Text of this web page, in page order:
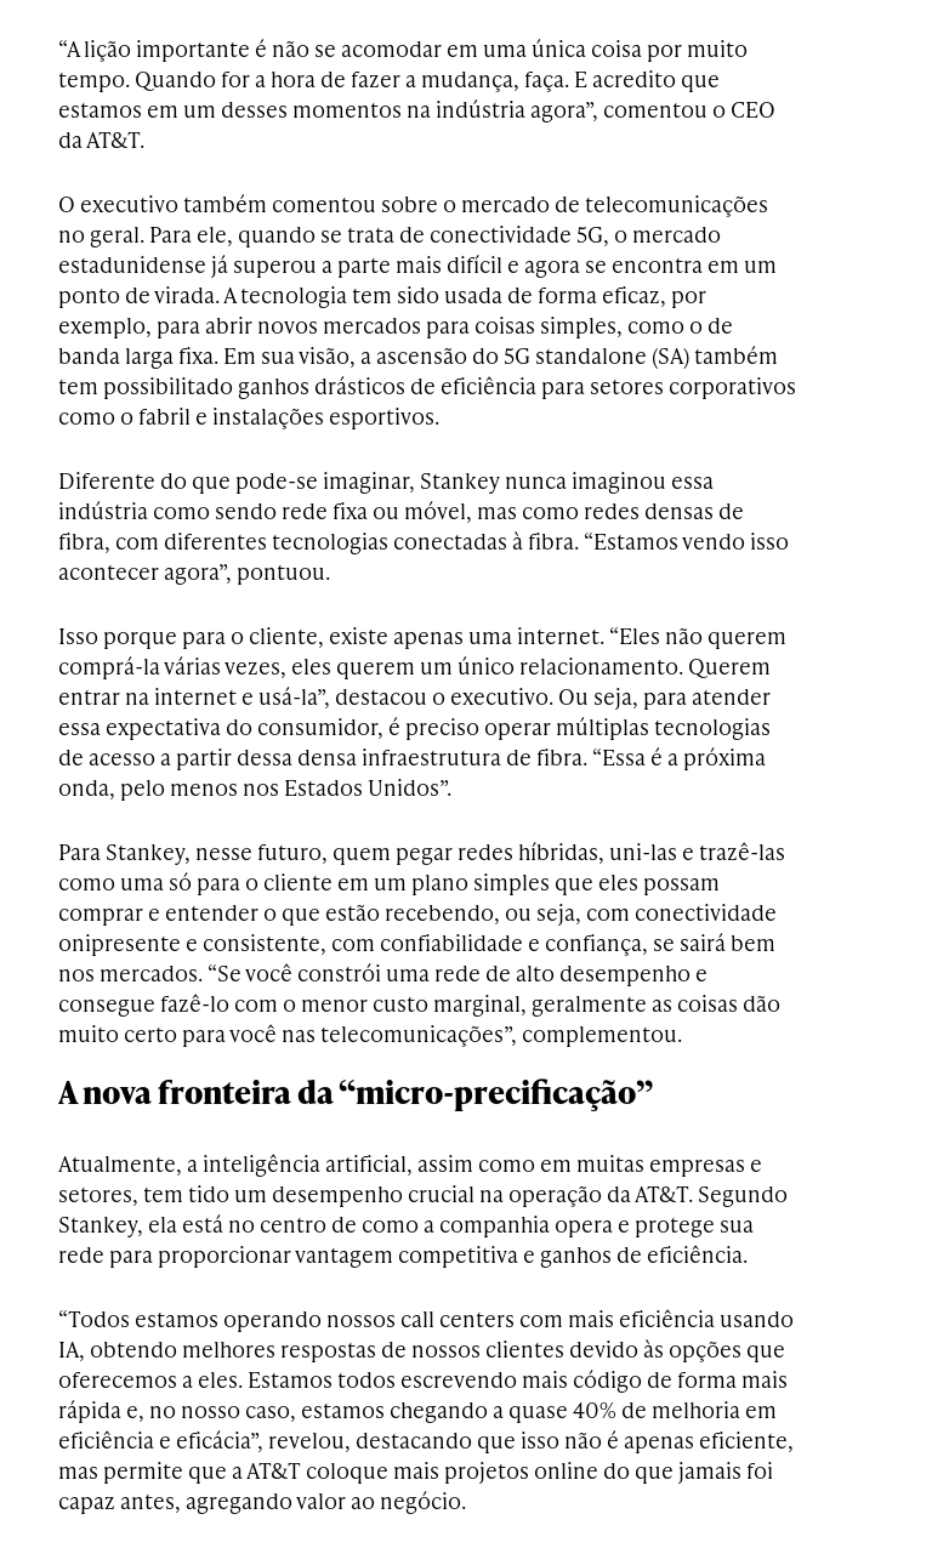
“A lição importante é não se acomodar em uma única coisa por muito
tempo. Quando for a hora de fazer a mudança, faça. E acredito que
estamos em um desses momentos na indústria agora”, comentou o CEO
da AT&T.
O executivo também comentou sobre o mercado de telecomunicações
no geral. Para ele, quando se trata de conectividade 5G, o mercado
estadunidense já superou a parte mais difícil e agora se encontra em um
ponto de virada. A tecnologia tem sido usada de forma eficaz, por
exemplo, para abrir novos mercados para coisas simples, como o de
banda larga fixa. Em sua visão, a ascensão do 5G standalone (SA) também
tem possibilitado ganhos drásticos de eficiência para setores corporativos
como o fabril e instalações esportivos.
Diferente do que pode-se imaginar, Stankey nunca imaginou essa
indústria como sendo rede fixa ou móvel, mas como redes densas de
fibra, com diferentes tecnologias conectadas à fibra. “Estamos vendo isso
acontecer agora”, pontuou.
Isso porque para o cliente, existe apenas uma internet. “Eles não querem
comprá-la várias vezes, eles querem um único relacionamento. Querem
entrar na internet e usá-la”, destacou o executivo. Ou seja, para atender
essa expectativa do consumidor, é preciso operar múltiplas tecnologias
de acesso a partir dessa densa infraestrutura de fibra. “Essa é a próxima
onda, pelo menos nos Estados Unidos”.
Para Stankey, nesse futuro, quem pegar redes híbridas, uni-las e trazê-las
como uma só para o cliente em um plano simples que eles possam
comprar e entender o que estão recebendo, ou seja, com conectividade
onipresente e consistente, com confiabilidade e confiança, se sairá bem
nos mercados. “Se você constrói uma rede de alto desempenho e
consegue fazê-lo com o menor custo marginal, geralmente as coisas dão
muito certo para você nas telecomunicações”, complementou.
A nova fronteira da “micro-precificação”
Atualmente, a inteligência artificial, assim como em muitas empresas e
setores, tem tido um desempenho crucial na operação da AT&T. Segundo
Stankey, ela está no centro de como a companhia opera e protege sua
rede para proporcionar vantagem competitiva e ganhos de eficiência.
“Todos estamos operando nossos call centers com mais eficiência usando
IA, obtendo melhores respostas de nossos clientes devido às opções que
oferecemos a eles. Estamos todos escrevendo mais código de forma mais
rápida e, no nosso caso, estamos chegando a quase 40% de melhoria em
eficiência e eficácia”, revelou, destacando que isso não é apenas eficiente,
mas permite que a AT&T coloque mais projetos online do que jamais foi
capaz antes, agregando valor ao negócio.